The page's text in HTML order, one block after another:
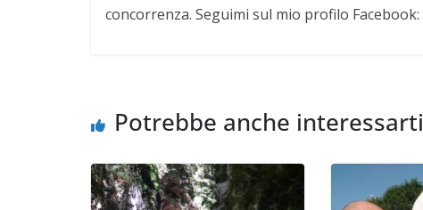
concorrenza. Seguimi sul mio profilo Facebook:
Potrebbe anche interessarti